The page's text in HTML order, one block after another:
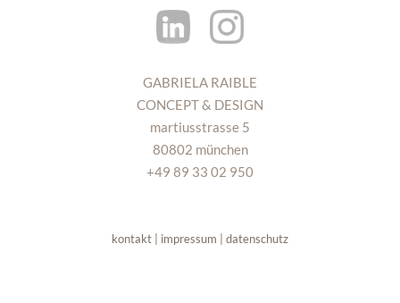
GABRIELA RAIBLE
CONCEPT & DESIGN
martiusstrasse 5
80802 münchen
+49 89 33 02 950
kontakt | impressum | datenschutz